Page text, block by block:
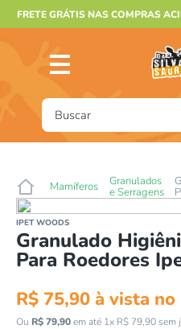
FRETE GRÁTIS NAS COMPRAS
Buscar
Mamíferos Granulados
e Serragens
IPET WOODS
Granulado
Para Roedores
R$ 75,90 à vista no
Ou R$79,90em até 1x R$ 79,90sem
2º
3º
4º